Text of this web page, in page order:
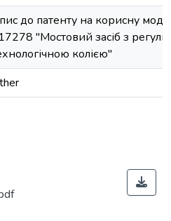
до патенту на корисну
"Мостовий засіб з
колією"